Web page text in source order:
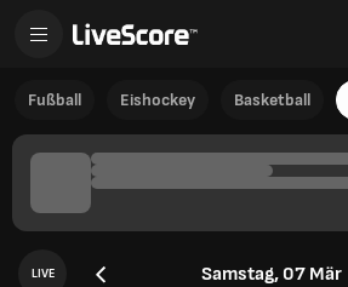
Fußball Eishockey Basketball
LIVE Samstag, 07 Mär